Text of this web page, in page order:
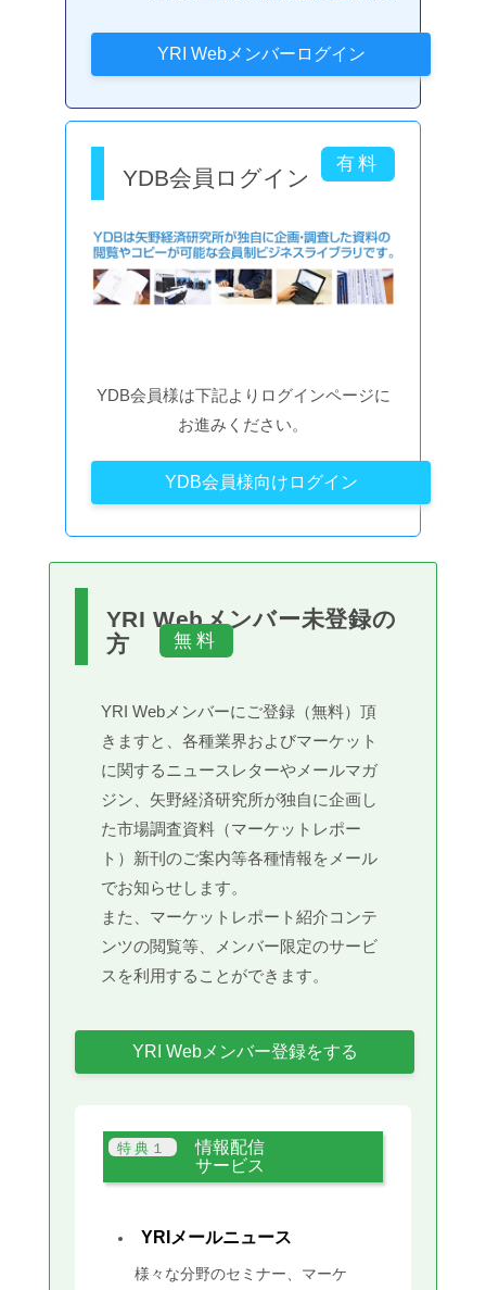
YDB会員ログイン
YDB会員様は下記よりログインページに
お進みください。
YDB会員様向けログイン
YRI Webメンバー未登録の
方
YRI Webメンバーにご登録（無料）頂
きますと、各種業界およびマーケット
に関するニュースレターやメールマガ
ジン、矢野経済研究所が独自に企画し
た市場調査資料（マーケットレポー
ト）新刊のご案内等各種情報をメール
でお知らせします。
また、マーケットレポート紹介コンテ
ンツの閲覧等、メンバー限定のサービ
スを利用することができます。
YRI Webメンバー登録をする
情報配信
サービス
YRIメールニュース
様々な分野のセミナー、マーケ